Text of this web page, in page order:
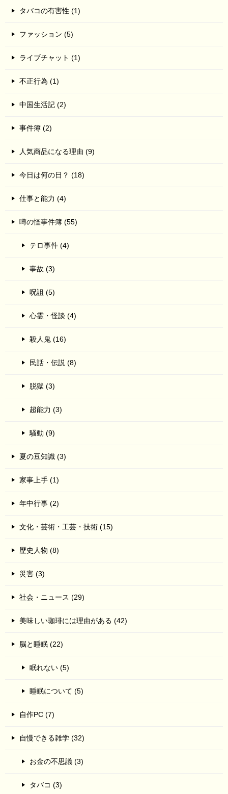
タバコの有害性 (1)
ファッション (5)
ライブチャット (1)
不正行為 (1)
中国生活記 (2)
事件簿 (2)
人気商品になる理由 (9)
今日は何の日？ (18)
仕事と能力 (4)
噂の怪事件簿 (55)
テロ事件 (4)
事故 (3)
呪詛 (5)
心霊・怪談 (4)
殺人鬼 (16)
民話・伝説 (8)
脱獄 (3)
超能力 (3)
騒動 (9)
夏の豆知識 (3)
家事上手 (1)
年中行事 (2)
文化・芸術・工芸・技術 (15)
歴史人物 (8)
災害 (3)
社会・ニュース (29)
美味しい珈琲には理由がある (42)
脳と睡眠 (22)
眠れない (5)
睡眠について (5)
自作PC (7)
自慢できる雑学 (32)
お金の不思議 (3)
タバコ (3)